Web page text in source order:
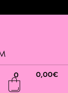
0 0,00€